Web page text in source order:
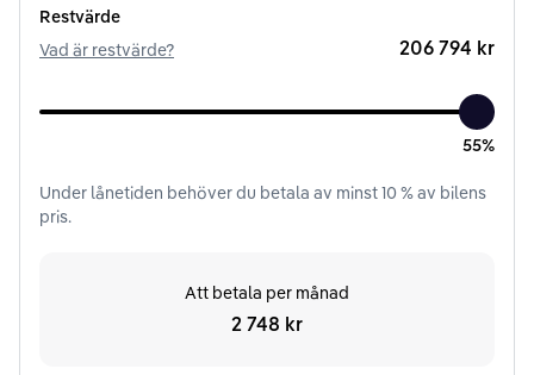
Restvärde
Vad är restvärde?
206 794 kr
55%
Under lånetiden behöver du betala av minst10% av bilens
pris.
Att betala per månad
2 748 kr